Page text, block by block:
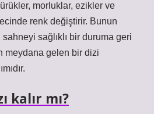
morluklar, ezikler ve
renk değiştirir. Bunun
sağlıklı bir duruma geri
meydana gelen bir dizi
kalır mı?